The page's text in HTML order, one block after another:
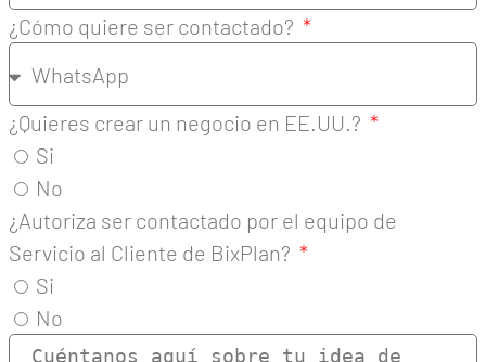
¿Cómo quiere ser contactado?
¿Quieres crear un negocio en EE.UU.?
Si
No
¿Autoriza ser contactado por el equipo de
Servicio al Cliente de BixPlan?
Si
No